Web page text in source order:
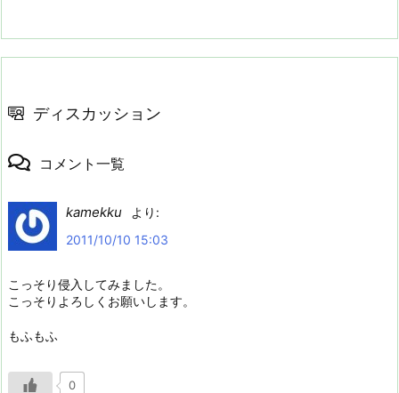
ディスカッション
コメント一覧
kamekku
より:
2011/10/10 15:03
こっそり侵入してみました。
こっそりよろしくお願いします。
もふもふ
0